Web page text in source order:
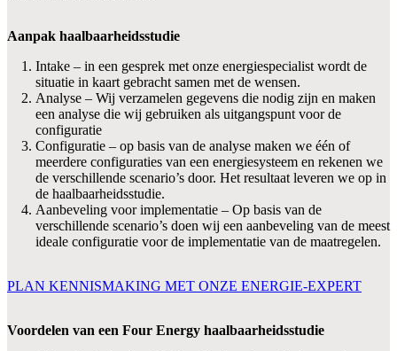
Aanpak haalbaarheidsstudie
Intake – in een gesprek met onze energiespecialist wordt de
situatie in kaart gebracht samen met de wensen.
Analyse – Wij verzamelen gegevens die nodig zijn en maken
een analyse die wij gebruiken als uitgangspunt voor de
configuratie
Configuratie – op basis van de analyse maken we één of
meerdere configuraties van een energiesysteem en rekenen we
de verschillende scenario’s door. Het resultaat leveren we op in
de haalbaarheidsstudie.
Aanbeveling voor implementatie – Op basis van de
verschillende scenario’s doen wij een aanbeveling van de meest
ideale configuratie voor de implementatie van de maatregelen.
PLAN KENNISMAKING MET ONZE ENERGIE-EXPERT
Voordelen van een Four Energy haalbaarheidsstudie